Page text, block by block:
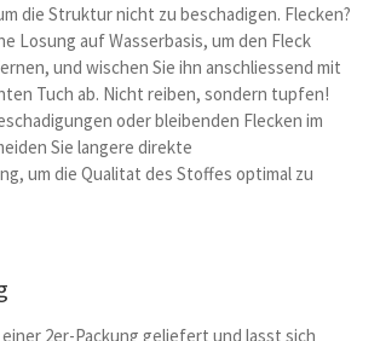
die Struktur nicht zu beschadigen. Flecken?
Losung auf Wasserbasis, um den Fleck
und wischen Sie ihn anschliessend mit
Tuch ab. Nicht reiben, sondern tupfen!
oder bleibenden Flecken im
Sie langere direkte
um die Qualitat des Stoffes optimal zu
2er-Packung geliefert und lasst sich